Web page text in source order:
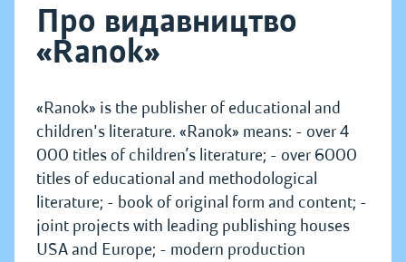
Про видавництво
«Ranok»
«Ranok» is the publisher of educational and
children's literature. «Ranok» means: - over 4
000 titles of children’s literature; - over 6000
titles of educational and methodological
literature; - book of original form and content; -
joint projects with leading publishing houses
USA and Europe; - modern production